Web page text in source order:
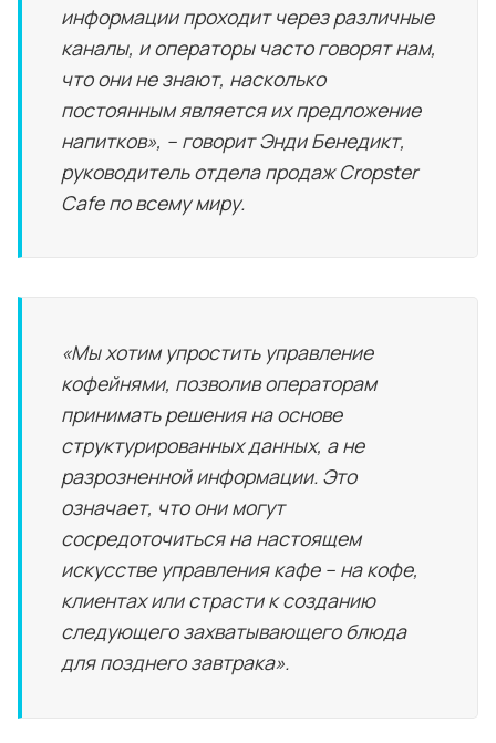
информации проходит через различные
каналы, и операторы часто говорят нам,
что они не знают, насколько
постоянным является их предложение
напитков», – говорит Энди Бенедикт,
руководитель отдела продаж Cropster
Cafe по всему миру.
«Мы хотим упростить управление
кофейнями, позволив операторам
принимать решения на основе
структурированных данных, а не
разрозненной информации. Это
означает, что они могут
сосредоточиться на настоящем
искусстве управления кафе – на кофе,
клиентах или страсти к созданию
следующего захватывающего блюда
для позднего завтрака».